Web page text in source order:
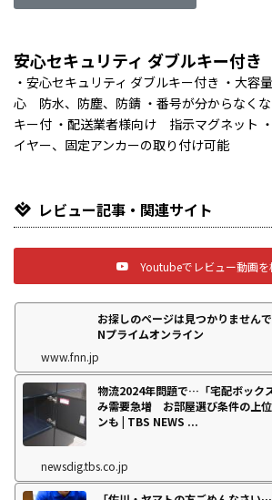
安心セキュリティ ダブルキー付き
・安心セキュリティ ダブルキー付き ・大容
心 防水、防塵、防錆 ・番号が分からなく
キー付 ・配送業者様向け 指示マグネット
イヤー、固定アンカーの取り付け可能
レビュー記事・関連サイト
Youtubeでレビュー動画を
お探しのページは見つかりません
Nプライムオンライン
www.fnn.jp
物流2024年問題で…「宅配ボック
み需要急増 お部屋選び条件の上
ンも | TBS NEWS ...
newsdig.tbs.co.jp